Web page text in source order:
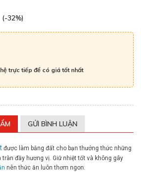
(-32%)
trực tiếp để có giá tốt nhất
GỬI BÌNH LUẬN
được làm bằng đất cho bạn thưởng thức những
đầy hương vị. Giữ nhiệt tốt và không gây
nên thức ăn luôn thơm ngon.